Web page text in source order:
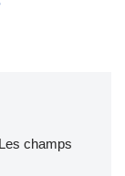
Les champs